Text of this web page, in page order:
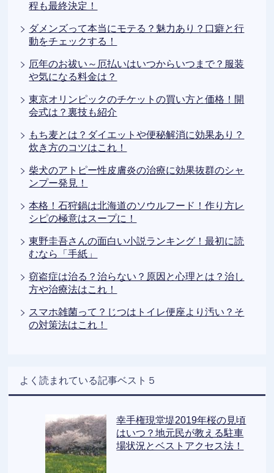
程も最終決定！
ダメンズって本当にモテる？魅力あり？口癖と行
動をチェックする！
厄年のお祓い～厄払いはいつからいつまで？服装
や気になる料金は？
東京オリンピックのチケットの買い方と価格！開
会式は？裏技も紹介
もち麦とは？ダイエットや便秘解消に効果あり？
炊き方のコツはこれ！
柴犬のアトピー性皮膚炎の治療に効果抜群のシャ
ンプー発見！
本格！石狩鍋は北海道のソウルフード！作り方レ
シピの極意はスープに！
東野圭吾さんの面白い小説ランキング！最初に読
むなら「手紙」
窃盗症は治る？治らない？原因と心理とは？治し
方や治療法はこれ！
スマホ雑菌って？じつはトイレ便座より汚い？そ
の対策法はこれ！
よく読まれている記事ベスト５
幸手権現堂堤2019年桜の見頃
はいつ？地元民が教える駐車
場状況とベストアクセス法！